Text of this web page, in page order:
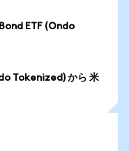
ETF (Ondo
Tokenized) から 米